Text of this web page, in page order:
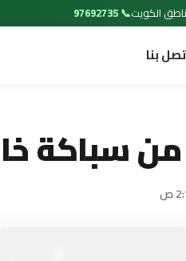
📞 97692735
بنا
سباكة
ص